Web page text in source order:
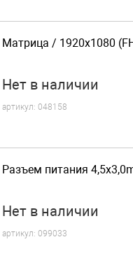
Матрица / 1920x1080
Нет в наличии
артикул: 048158
Разъем питания
Нет в наличии
артикул: 099033